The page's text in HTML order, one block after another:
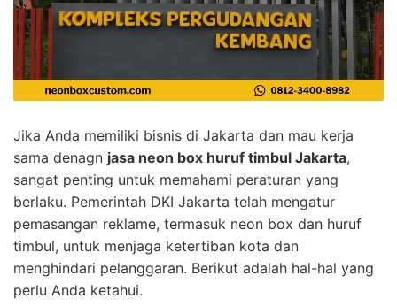
Jika Anda memiliki bisnis di Jakarta dan mau kerja
sama denagn jasa neon box huruf timbul Jakarta,
sangat penting untuk memahami peraturan yang
berlaku. Pemerintah DKI Jakarta telah mengatur
pemasangan reklame, termasuk neon box dan huruf
timbul, untuk menjaga ketertiban kota dan
menghindari pelanggaran. Berikut adalah hal-hal yang
perlu Anda ketahui.